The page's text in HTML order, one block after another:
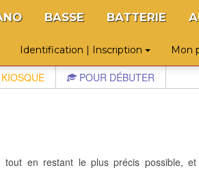
BASSE BATTERIE
Identification | Inscription Mon
POUR DÉBUTER
tout en restant le plus précis possible,